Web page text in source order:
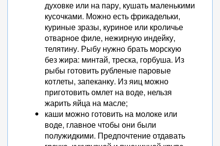
духовке или на пару, кушать маленькими
кусочками. Можно есть фрикадельки,
куриные зразы, куриное или кроличье
отварное филе, нежирную индейку,
телятину. Рыбу нужно брать морскую
без жира: минтай, треска, горбуша. Из
рыбы готовить рубленые паровые
котлеты, запеканку. Из яиц можно
приготовить омлет на воде, нельзя
жарить яйца на масле;
каши можно готовить на молоке или
воде, главное чтобы они были
полужидкими. Предпочтение отдавать